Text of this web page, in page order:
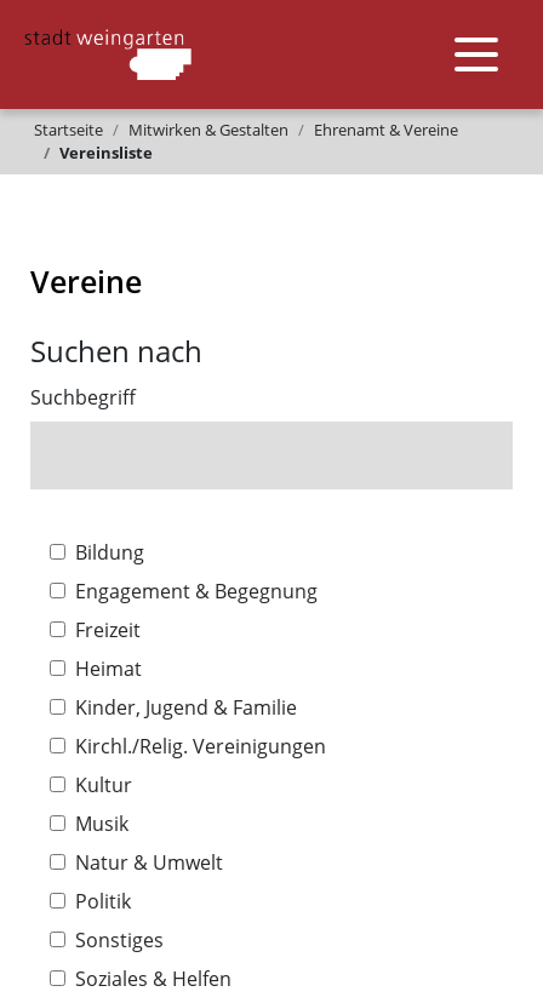
Startseite Mitwirken & Gestalten
Ehrenamt & Vereine
Vereinsliste
Vereine
Suchen nach
Suchbegriff
Bildung
Engagement & Begegnung
Freizeit
Heimat
Kinder, Jugend & Familie
Kirchl./Relig. Vereinigungen
Kultur
Musik
Natur & Umwelt
Politik
Sonstiges
Soziales & Helfen